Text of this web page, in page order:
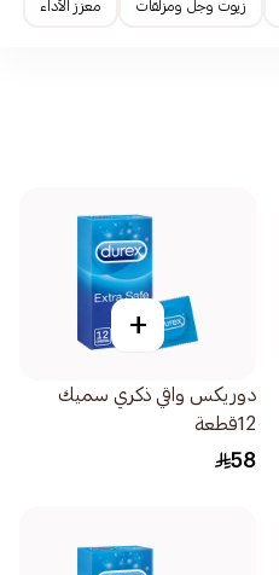
زيوت وجل ومزلقات معزز الأداء
+
دوريكس واقي ذكري سميك
12قطعة
58